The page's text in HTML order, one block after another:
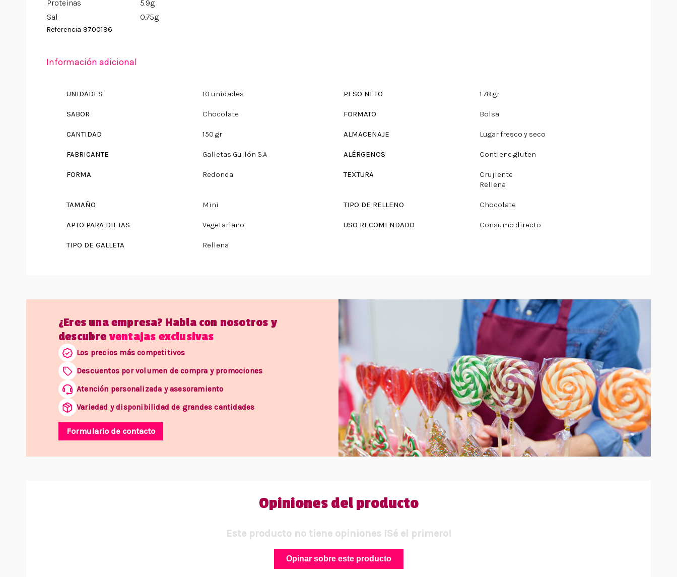
Proteínas
5.9g
Sal
0.75g
Referencia 9700196
Información adicional
UNIDADES 10 unidades PESO NETO 1.78 gr
SABOR Chocolate FORMATO Bolsa
CANTIDAD 150 gr ALMACENAJE Lugar fresco y seco
FABRICANTE Galletas Gullón S.A ALÉRGENOS Contiene gluten
FORMA Redonda TEXTURA
Crujiente
Rellena
TAMAÑO Mini TIPO DE RELLENO Chocolate
APTO PARA DIETAS Vegetariano USO RECOMENDADO Consumo directo
TIPO DE GALLETA Rellena
¿Eres una empresa? Habla con nosotros y
descubreventajas exclusivas
Los precios más competitivos
Descuentos por volumen de compra y promociones
Atención personalizada y asesoramiento
Variedad y disponibilidad de grandes cantidades
Formulario de contacto
Opiniones del producto
Este producto no tiene opiniones ¡Sé el primero!
Opinar sobre este producto